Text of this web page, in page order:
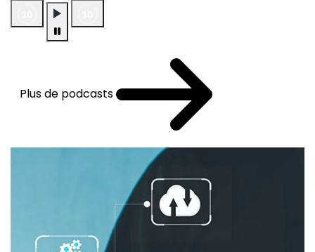
Plus de podcasts